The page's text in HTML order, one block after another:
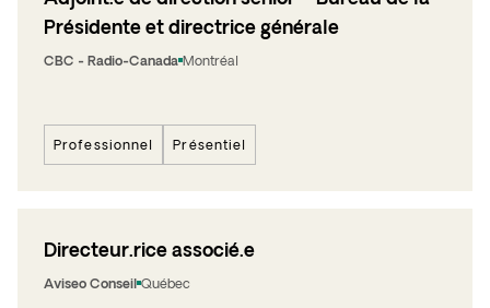
Professionnel Présentiel
Présidente et directrice générale
CBC - Radio-Canada Montréal
Directeur.rice associé.e
Aviseo Conseil Québec